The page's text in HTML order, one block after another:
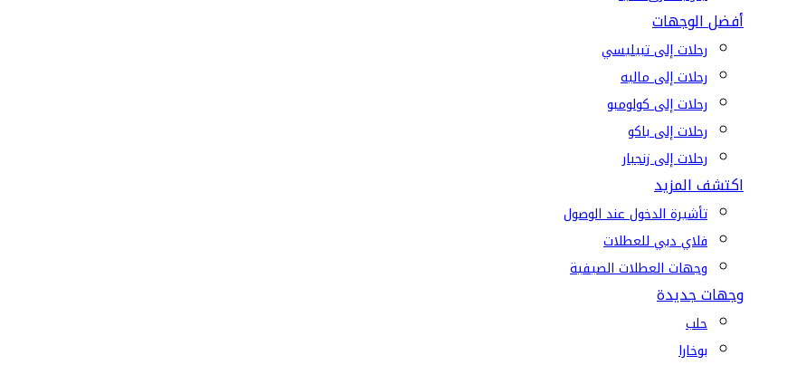
أفضل الوجهات
رحلات إلى تبيليسي
رحلات إلى ماليه
رحلات إلى كولومبو
رحلات إلى باكو
رحلات إلى زنجبار
اكتشف المزيد
تأشيرة الدخول عند الوصول
فلاي دبي للعطلات
وجهات العطلات الصيفية
وجهات جديدة
حلب
بوخارا